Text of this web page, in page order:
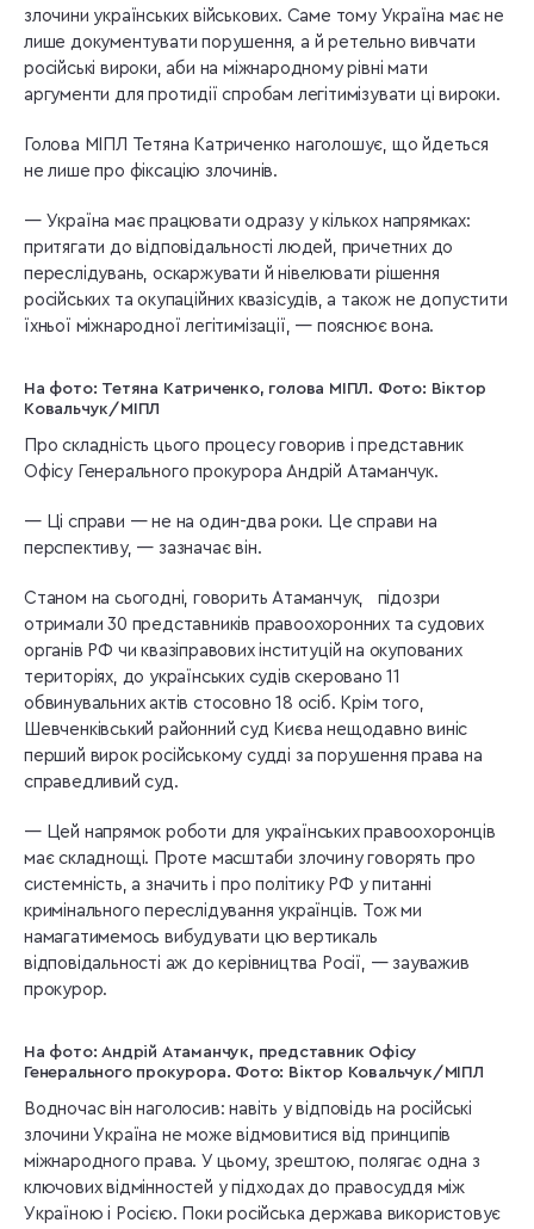
злочини українських військових. Саме тому Україна має не
лише документувати порушення, а й ретельно вивчати
російські вироки, аби на міжнародному рівні мати
аргументи для протидії спробам легітимізувати ці вироки.
Голова МІПЛ Тетяна Катриченко наголошує, що йдеться
не лише про фіксацію злочинів.
— Україна має працювати одразу у кількох напрямках:
притягати до відповідальності людей, причетних до
переслідувань, оскаржувати й нівелювати рішення
російських та окупаційних квазісудів, а також не допустити
їхньої міжнародної легітимізації, — пояснює вона.
На фото: Тетяна Катриченко, голова МІПЛ. Фото: Віктор
Ковальчук/МІПЛ
Про складність цього процесу говорив і представник
Офісу Генерального прокурора Андрій Атаманчук.
— Ці справи — не на один-два роки. Це справи на
перспективу, — зазначає він.
Станом на сьогодні, говорить Атаманчук, підозри
отримали 30 представників правоохоронних та судових
органів РФ чи квазіправових інституцій на окупованих
територіях, до українських судів скеровано 11
обвинувальних актів стосовно 18 осіб. Крім того,
Шевченківський районний суд Києва нещодавно виніс
перший вирок російському судді за порушення права на
справедливий суд.
— Цей напрямок роботи для українських правоохоронців
має складнощі. Проте масштаби злочину говорять про
системність, а значить і про політику РФ у питанні
кримінального переслідування українців. Тож ми
намагатимемось вибудувати цю вертикаль
відповідальності аж до керівництва Росії, — зауважив
прокурор.
На фото: Андрій Атаманчук, представник Офісу
Генерального прокурора. Фото: Віктор Ковальчук/МІПЛ
Водночас він наголосив: навіть у відповідь на російські
злочини Україна не може відмовитися від принципів
міжнародного права. У цьому, зрештою, полягає одна з
ключових відмінностей у підходах до правосуддя між
Україною і Росією. Поки російська держава використовує